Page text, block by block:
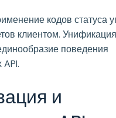
кодов статуса
клиентом.
поведения
и